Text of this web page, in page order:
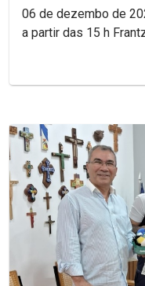
06 de dezembo de
a partir